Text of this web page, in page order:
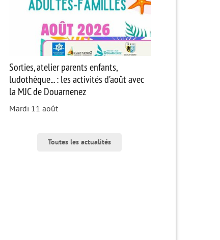
Sorties, atelier parents enfants,
ludothèque... : les activités d’août avec
la MJC de Douarnenez
Mardi 11 août
Toutes les actualités